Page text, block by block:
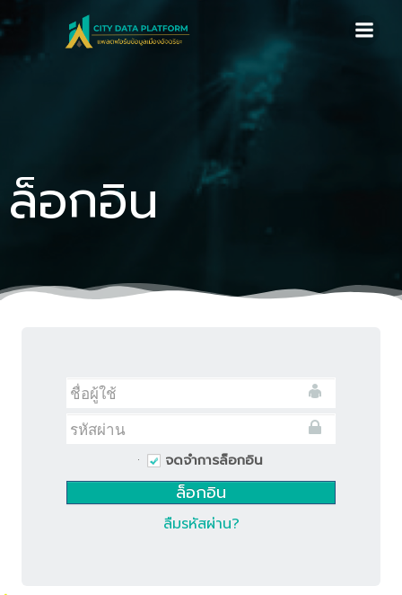
content
ล็อกอิน
จดจำการล็อกอิน
ลืมรหัสผ่าน?